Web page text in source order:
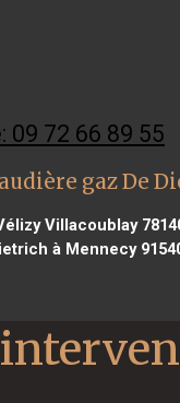
09 72 66 89 55
gaz De
Villacoublay
à Mennecy